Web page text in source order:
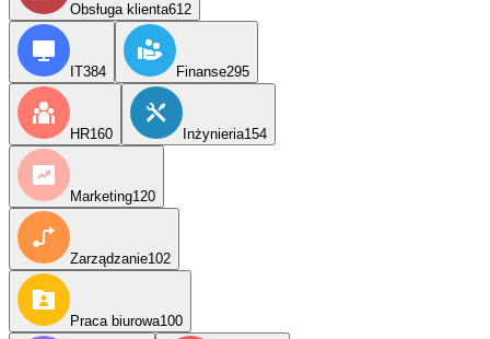
Obsługa klienta612
IT384 Finanse295
HR160 Inżynieria154
Marketing120
Zarządzanie102
Praca biurowa100